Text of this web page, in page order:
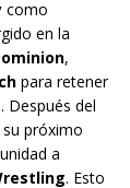
como
en la
,
para retener
. Después del
próximo
a
. Esto